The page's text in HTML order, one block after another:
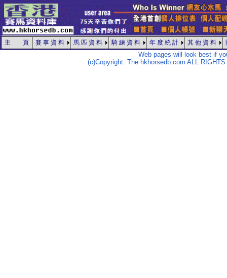
主 頁 賽 事 資 料 馬 匹 資 料 騎 練 資 料 年 度 統 計 其 他 資 料
Web pages will look best if
(c)Copyright. The hkhorsedb.com ALL